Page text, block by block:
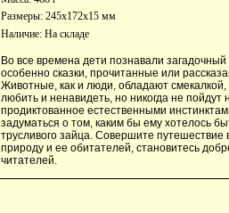
Размеры: 245x172x15 мм
Наличие: На складе
Во все времена дети познавали
особенно сказки, прочитанные или
Животные, как и люди, обладают
любить и ненавидеть, но ни­когда не
продиктованное естественными
задуматься о том, каким бы ему хоте­лось
трусливого зайца. Совершите
природу и ее обитателей, становитесь
читателей.